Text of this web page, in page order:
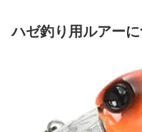
ハゼ釣り用ルアー